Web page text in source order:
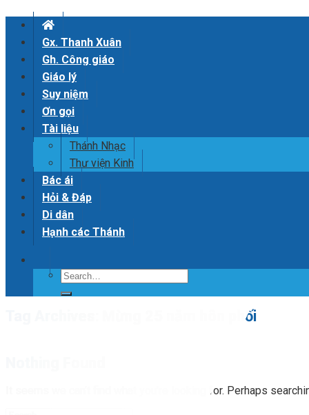
Gx. Thanh Xuân
Gh. Công giáo
Giáo lý
Suy niệm
Ơn gọi
Tài liệu
Thánh Nhạc
Thư viện Kinh
Bác ái
Hỏi & Đáp
Di dân
Hạnh các Thánh
Mừng 25 năm hôn phối
It seems we can’t find what you’re looking for. Perhaps